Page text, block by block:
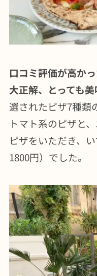
口コミ評価が高か
大正解、とっても美
選されたピザ7種類
トマト系のピザと
ピザをいただき、
1800円）でした。